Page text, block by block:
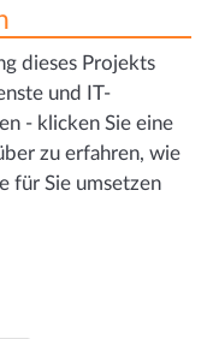
dieses Projekts
und IT-
- klicken Sie eine
zu erfahren, wie
für Sie umsetzen